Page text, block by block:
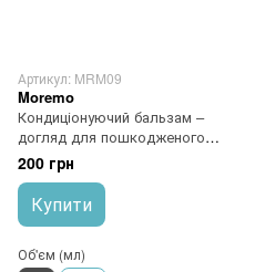
Артикул: MRM09
Moremo
Кондиціонуючий бальзам –
догляд для пошкодженого
волосся Moremo Advanced
LPP Treatment 20 мл
200 грн
Купити
Об'єм (мл)